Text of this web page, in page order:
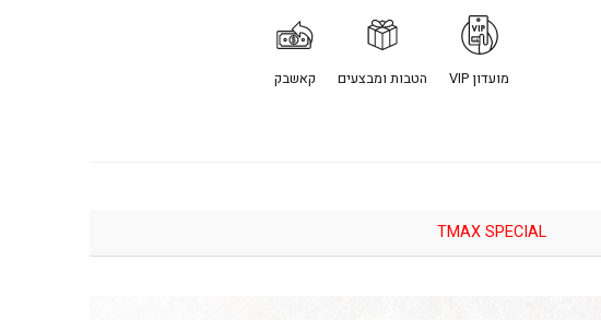
מועדון VIP הטבות ומבצעים קאשבק
TMAX SPECIAL